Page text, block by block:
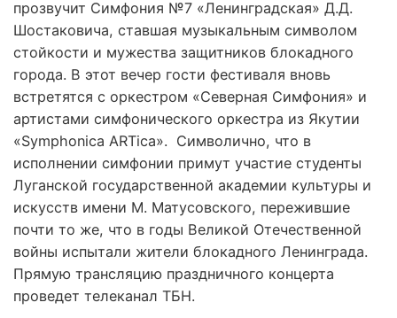
прозвучит Симфония №7 «Ленинградская» Д.Д.
Шостаковича, ставшая музыкальным символом
стойкости и мужества защитников блокадного
города. В этот вечер гости фестиваля вновь
встретятся с оркестром «Северная Симфония» и
артистами симфонического оркестра из Якутии
«Symphonica ARTica». Символично, что в
исполнении симфонии примут участие студенты
Луганской государственной академии культуры и
искусств имени М. Матусовского, пережившие
почти то же, что в годы Великой Отечественной
войны испытали жители блокадного Ленинграда.
Прямую трансляцию праздничного концерта
проведет телеканал ТБН.